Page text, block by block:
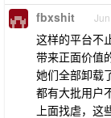
fbxshit
这样的平台不
带来正面价值
她们全部卸载
都有大批用户
上面找虐，这